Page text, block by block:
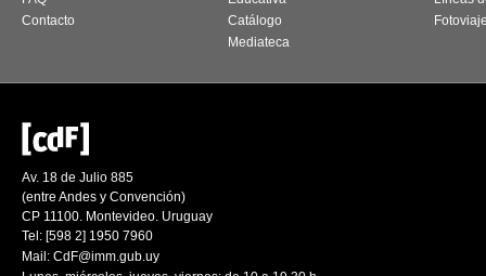
Contacto
Catálogo
Mediateca
Av. 18 de Julio 885
(entre Andes y Convención)
CP 11100. Montevideo. Uruguay
Tel: [598 2] 1950 7960
Mail: CdF@imm.gub.uy